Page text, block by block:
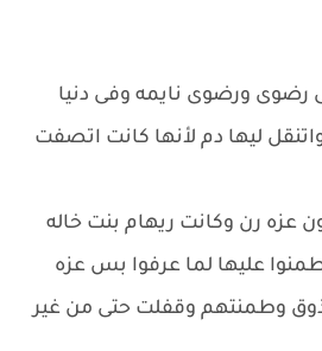
رضوى ورضوى نايمه وفى دنيا
ليها دم لأنها كانت اتصفت
عزه رن وكانت ريهام بنت خاله
عليها لما عرفوا بس عزه
وطمنتهم وقفلت حتى من غير